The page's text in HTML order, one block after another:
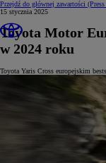
Przejdź do głównej zawartości
15 stycznia 2025
Toyota Motor
w 2024 roku
Toyota Yaris Cross europejskim